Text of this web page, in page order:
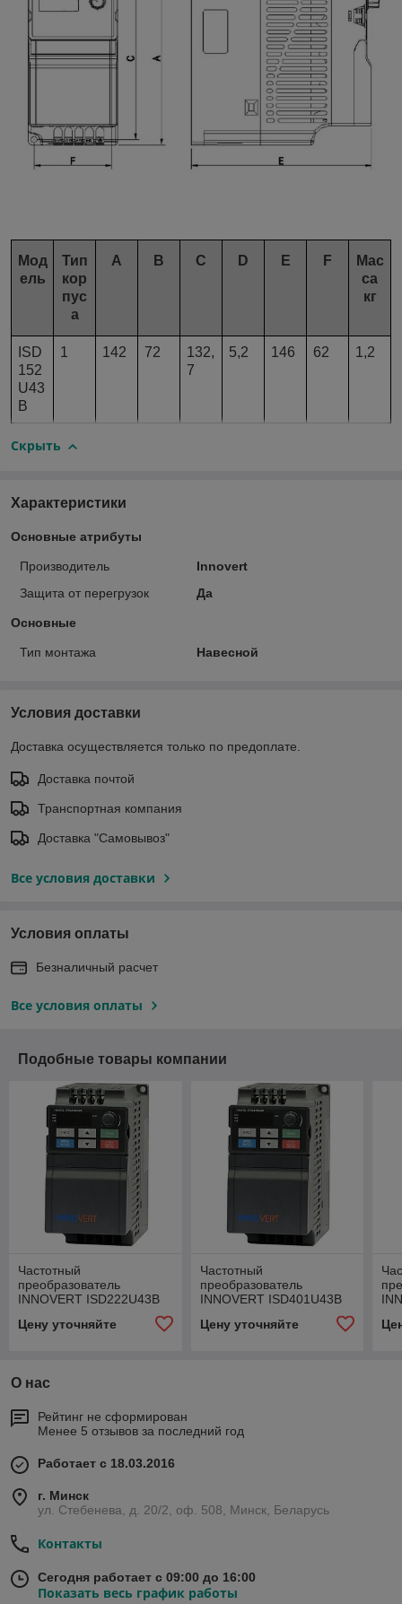
Мод
ель
Тип
кор
пус
а
A B C D E F
Мас
са
кг
ISD
152
U43
B
1 142 72
132,
7
5,2 146 62 1,2
Скрыть
Характеристики
Основные атрибуты
Производитель
Innovert
Защита от перегрузок
Да
Основные
Тип монтажа Навесной
Условия доставки
Доставка осуществляется только по предоплате.
Доставка почтой
Транспортная компания
Доставка "Самовывоз"
Все условия доставки
Условия оплаты
Безналичный расчет
Все условия оплаты
Подобные товары компании
Частотный
преобразователь
INNOVERT ISD222U43B
Цену уточняйте
Частотный
преобразователь
INNOVERT ISD401U43B
Цену уточняйте
О нас
Рейтинг не сформирован
Менее 5 отзывов за последний год
Работает с 18.03.2016
г. Минск
ул. Стебенева, д. 20/2, оф. 508, Минск, Беларусь
Контакты
Сегодня работает с 09:00 до 16:00
Показать весь график работы